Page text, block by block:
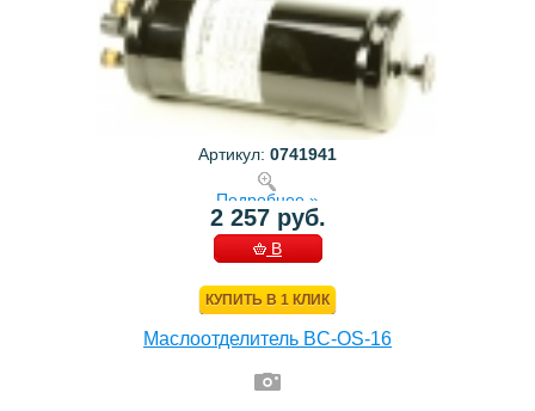
Артикул: 0741941
Подробнее »
2 257 руб.
В
КУПИТЬ В 1 КЛИК
Маслоотделитель BC-OS-16